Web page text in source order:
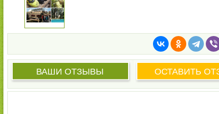
ВАШИ ОТЗЫВЫ ОСТАВИТЬ